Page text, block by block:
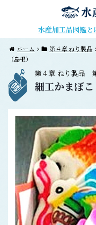
水産加工品図鑑と
ホーム 第４章 ねり製品
（島根）
第４章 ねり製品
細工かまぼこ